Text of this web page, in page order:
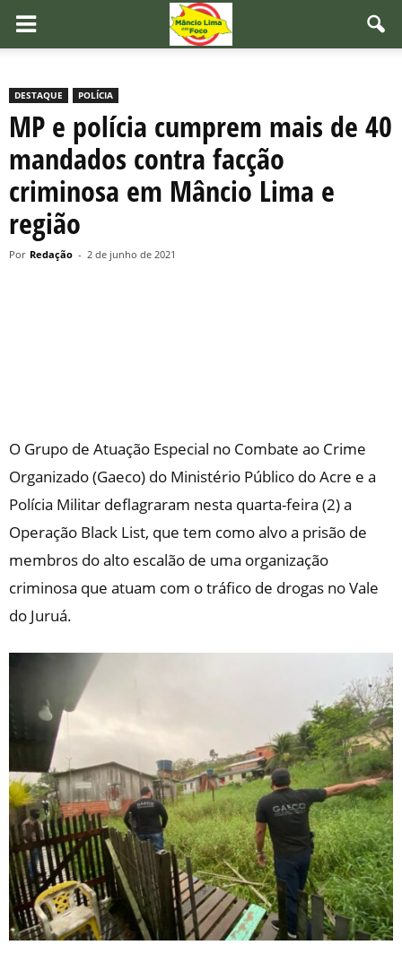
DESTAQUE POLÍCIA
MP e polícia cumprem mais de 40
mandados contra facção
criminosa em Mâncio Lima e
região
Por Redação - 2 de junho de 2021
O Grupo de Atuação Especial no Combate ao Crime
Organizado (Gaeco) do Ministério Público do Acre e a
Polícia Militar deflagraram nesta quarta-feira (2) a
Operação Black List, que tem como alvo a prisão de
membros do alto escalão de uma organização
criminosa que atuam com o tráfico de drogas no Vale
do Juruá.